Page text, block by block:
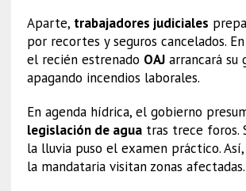
Aparte, trabajadores judiciales
por recortes y seguros cancelados.
el recién estrenado OAJarrancará su
apagando incendios laborales.
En agenda hídrica, el gobierno
legislación de aguatras trece foros.
la lluvia puso el examen práctico.
la mandataria visitan zonas afectadas.